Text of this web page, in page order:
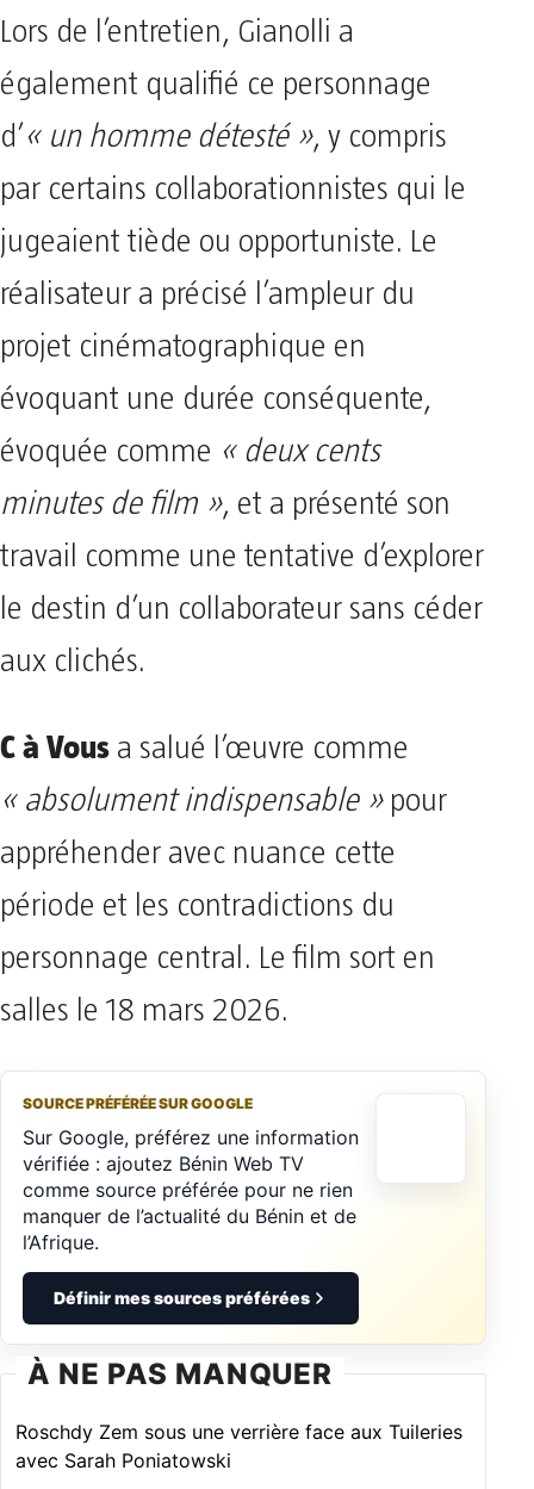
Lors de l’entretien, Gianolli a
également qualifié ce personnage
d’« un homme détesté », y compris
par certains collaborationnistes qui le
jugeaient tiède ou opportuniste. Le
réalisateur a précisé l’ampleur du
projet cinématographique en
évoquant une durée conséquente,
évoquée comme « deux cents
minutes de film », et a présenté son
travail comme une tentative d’explorer
le destin d’un collaborateur sans céder
aux clichés.
C à Vous a salué l’œuvre comme
« absolument indispensable »pour
appréhender avec nuance cette
période et les contradictions du
personnage central. Le film sort en
salles le 18 mars 2026.
SOURCE PRÉFÉRÉE SUR GOOGLE
Sur Google, préférez une information
vérifiée : ajoutez Bénin Web TV
comme source préférée pour ne rien
manquer de l’actualité du Bénin et de
l’Afrique.
Définir mes sources préférées
À NE PAS MANQUER
Roschdy Zem sous une verrière face aux Tuileries
avec Sarah Poniatowski